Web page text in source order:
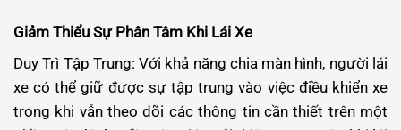
Giảm Thiểu Sự Phân Tâm Khi Lái Xe
Duy Trì Tập Trung: Với khả năng chia màn hình, người lái
xe có thể giữ được sự tập trung vào việc điều khiển xe
trong khi vẫn theo dõi các thông tin cần thiết trên một